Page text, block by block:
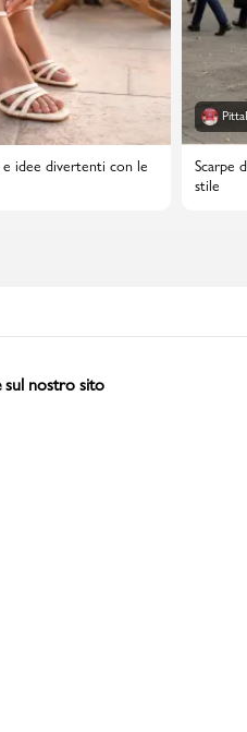
idee divertenti con le
Scarpe
stile
sul nostro sito